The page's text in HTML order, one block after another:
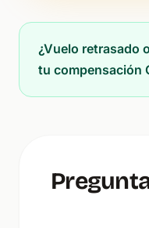
¿Vuelo retrasado
tu compensación